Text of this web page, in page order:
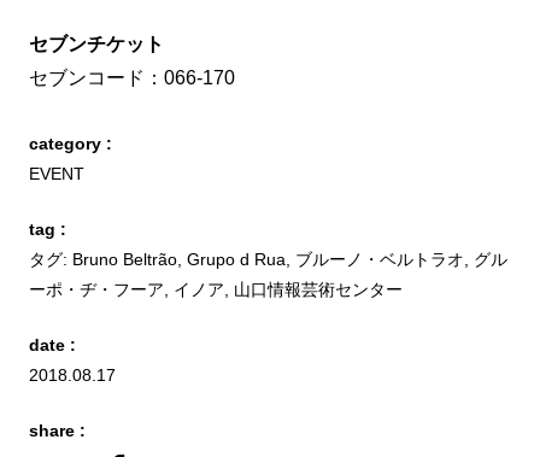
セブンチケット
セブンコード：066-170
category :
EVENT
tag :
タグ: Bruno Beltrão, Grupo d Rua, ブルーノ・ベルトラオ, グル
ーポ・ヂ・フーア, イノア, 山口情報芸術センター
date :
2018.08.17
share :